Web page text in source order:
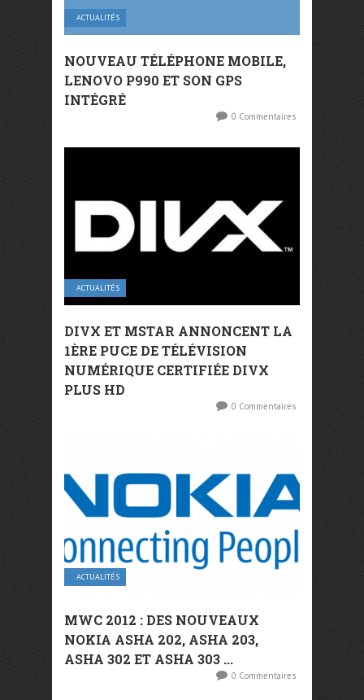
ACTUALITÉS
NOUVEAU TÉLÉPHONE MOBILE,
LENOVO P990 ET SON GPS
INTÉGRÉ
0 Commentaires
ACTUALITÉS
DIVX ET MSTAR ANNONCENT LA
1ÈRE PUCE DE TÉLÉVISION
NUMÉRIQUE CERTIFIÉE DIVX
PLUS HD
0 Commentaires
ACTUALITÉS
MWC 2012 : DES NOUVEAUX
NOKIA ASHA 202, ASHA 203,
ASHA 302 ET ASHA 303 ...
0 Commentaires